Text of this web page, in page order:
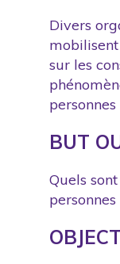
Divers
sur les
BUT
Quels
personnes